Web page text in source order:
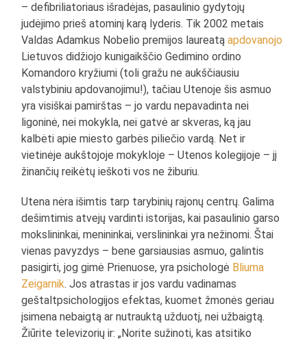
– defibriliatoriaus išradėjas, pasaulinio gydytojų
judėjimo prieš atominį karą lyderis. Tik 2002 metais
Valdas Adamkus Nobelio premijos laureatąapdovanojo
Lietuvos didžiojo kunigaikščio Gedimino ordino
Komandoro kryžiumi (toli gražu ne aukščiausiu
valstybiniu apdovanojimu!), tačiau Utenoje šis asmuo
yra visiškai pamirštas – jo vardu nepavadinta nei
ligoninė, nei mokykla, nei gatvė ar skveras, ką jau
kalbėti apie miesto garbės piliečio vardą. Net ir
vietinėje aukštojoje mokykloje – Utenos kolegijoje – jį
žinančių reikėtų ieškoti vos ne žiburiu.
Utena nėra išimtis tarp tarybinių rajonų centrų. Galima
dešimtimis atvejų vardinti istorijas, kai pasaulinio garso
mokslininkai, menininkai, verslininkai yra nežinomi. Štai
vienas pavyzdys – bene garsiausias asmuo, galintis
pasigirti, jog gimė Prienuose, yra psichologė Bliuma
Zeigarnik. Jos atrastas ir jos vardu vadinamas
geštaltpsichologijos efektas, kuomet žmonės geriau
įsimena nebaigtą ar nutrauktą užduotį, nei užbaigtą.
Žiūrite televizorių ir: „Norite sužinoti, kas atsitiko